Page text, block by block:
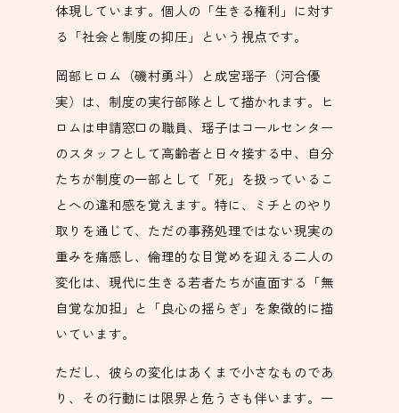
体現しています。個人の「生きる権利」に対す
る「社会と制度の抑圧」という視点です。
岡部ヒロム（磯村勇斗）と成宮瑶子（河合優
実）は、制度の実行部隊として描かれます。ヒ
ロムは申請窓口の職員、瑶子はコールセンター
のスタッフとして高齢者と日々接する中、自分
たちが制度の一部として「死」を扱っているこ
とへの違和感を覚えます。特に、ミチとのやり
取りを通じて、ただの事務処理ではない現実の
重みを痛感し、倫理的な目覚めを迎える二人の
変化は、現代に生きる若者たちが直面する「無
自覚な加担」と「良心の揺らぎ」を象徴的に描
いています。
ただし、彼らの変化はあくまで小さなものであ
り、その行動には限界と危うさも伴います。一